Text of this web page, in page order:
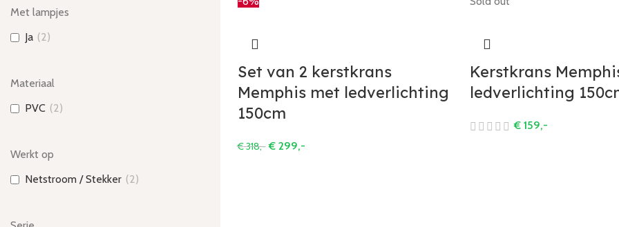
Met lampjes
Ja (2)
Materiaal
PVC (2)
Werkt op
Netstroom / Stekker (2)
Set van 2 kerstkrans
Memphis met ledverlichting
150cm
€318,- €299,-
Kerstkrans
ledverlichting
€ 159,-